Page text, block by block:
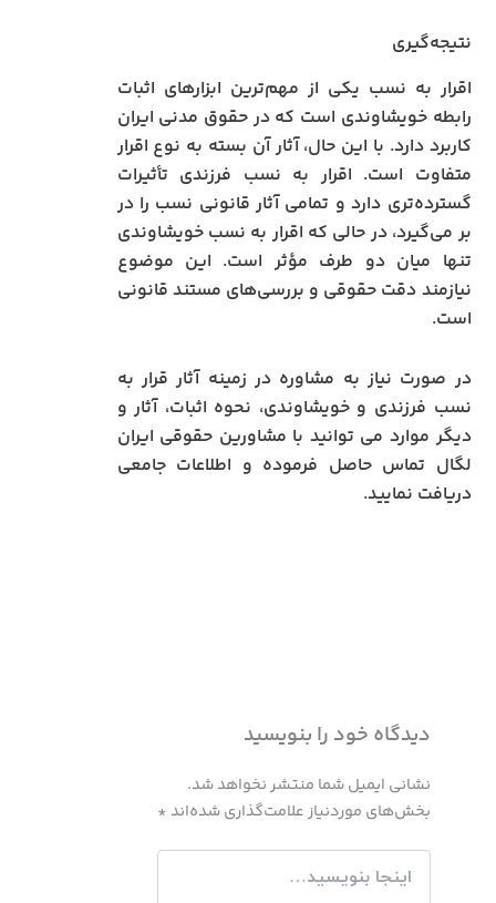
نتیجه‌گیری
اقرار به نسب یکی از مهم‌ترین ابزارهای اثبات
رابطه خویشاوندی است که در حقوق مدنی ایران
کاربرد دارد. با این حال، آثار آن بسته به نوع اقرار
متفاوت است. اقرار به نسب فرزندی تأثیرات
گسترده‌تری دارد و تمامی آثار قانونی نسب را در
بر می‌گیرد، در حالی که اقرار به نسب خویشاوندی
تنها میان دو طرف مؤثر است. این موضوع
نیازمند دقت حقوقی و بررسی‌های مستند قانونی
است.
در صورت نیاز به مشاوره در زمینه آثار قرار به
نسب فرزندی و خویشاوندی، نحوه اثبات، آثار و
دیگر موارد می توانید با مشاورین حقوقی ایران
لگال تماس حاصل فرموده و اطلاعات جامعی
دریافت نمایید.
دیدگاه‌ خود را بنویسید
نشانی ایمیل شما منتشر نخواهد شد.
بخش‌های موردنیاز علامت‌گذاری شده‌اند *
اینجا
بنویسید…